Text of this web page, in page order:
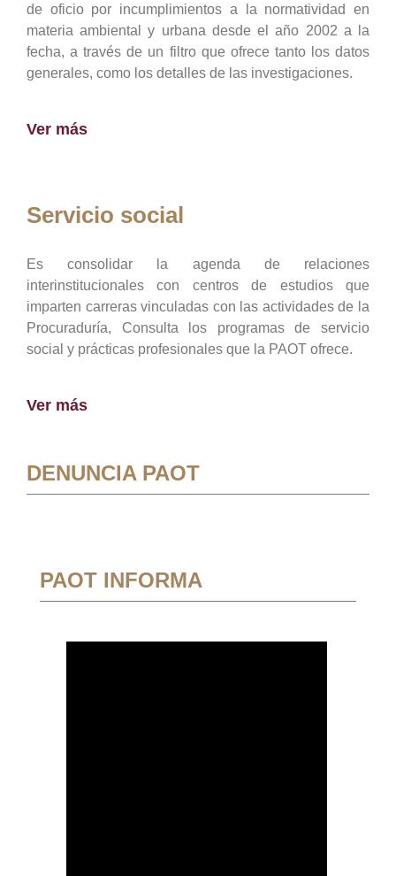
de oficio por incumplimientos a la normatividad en
materia ambiental y urbana desde el año 2002 a la
fecha, a través de un filtro que ofrece tanto los datos
generales, como los detalles de las investigaciones.
Ver más
Servicio social
Es consolidar la agenda de relaciones
interinstitucionales con centros de estudios que
imparten carreras vinculadas con las actividades de la
Procuraduría, Consulta los programas de servicio
social y prácticas profesionales que la PAOT ofrece.
Ver más
DENUNCIA PAOT
PAOT INFORMA